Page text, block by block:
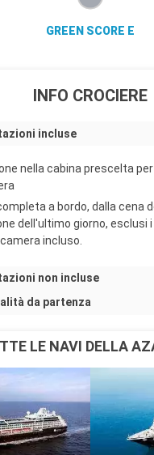
GREEN SCORE E
INFO CROCIERE
incluse
nella cabina prescelta
a bordo, dalla cena
dell'ultimo giorno, esclusi i
incluso.
non incluse
da partenza
LE NAVI DELLA